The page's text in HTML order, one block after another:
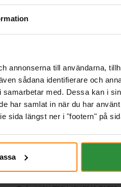
annonserna till användarna,
sådana identifierare och
med. Dessa kan i
har samlat in när du har
sida längst ner i "footern" på